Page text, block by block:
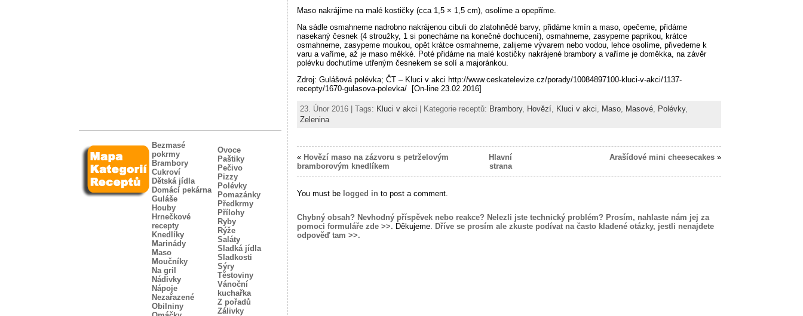
Bezmasé
pokrmy
Brambory
Cukroví
Dětská jídla
Domácí pekárna
Guláše
Houby
Hrnečkové
recepty
Knedlíky
Marinády
Maso
Moučníky
Na gril
Nádivky
Nápoje
Nezařazené
Obilniny
Ovoce
Paštiky
Pečivo
Pizzy
Polévky
Pomazánky
Předkrmy
Přílohy
Ryby
Rýže
Saláty
Sladká jídla
Sladkosti
Sýry
Těstoviny
Vánoční
kuchařka
Z pořadů
Zálivky
Maso nakrájíme na malé kostičky (cca 1,5 × 1,5 cm), osolíme a opepříme.
Na sádle osmahneme nadrobno nakrájenou cibuli do zlatohnědé barvy, přidáme kmín a maso, opečeme, přidáme
nasekaný česnek (4 stroužky, 1 si ponecháme na konečné dochucení), osmahneme, zasypeme paprikou, krátce
osmahneme, zasypeme moukou, opět krátce osmahneme, zalijeme vývarem nebo vodou, lehce osolíme, přivedeme k
varu a vaříme, až je maso měkké. Poté přidáme na malé kostičky nakrájené brambory a vaříme je doměkka, na závěr
polévku dochutíme utřeným česnekem se solí a majoránkou.
Zdroj: Gulášová polévka; ČT – Kluci v akci http://www.ceskatelevize.cz/porady/10084897100-kluci-v-akci/1137-
recepty/1670-gulasova-polevka/ [On-line 23.02.2016]
23. Únor 2016 | Tags: Kluci v akci | Kategorie receptů: Brambory, Hovězí Kluci v akci Maso Masové Polévky,
Zelenina
« Hovězí maso na zázvoru s petrželovým
bramborovým knedlíkem
Hlavní
strana
Arašídové mini cheesecakes »
You must be logged in to post a comment.
Chybný obsah? Nevhodný příspěvek nebo reakce? Nelezli jste technický problém? Prosím, nahlaste nám jej za
pomoci formuláře zde >>. Děkujeme.
Dříve se prosím ale zkuste podívat na často kladené otázky, jestli nenajdete
odpověď tam >>.